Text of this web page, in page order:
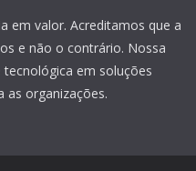
em valor. Acreditamos que a
e não o contrário. Nossa
em soluções
as organizações.